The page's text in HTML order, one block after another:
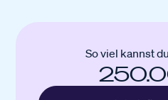
So viel kannst